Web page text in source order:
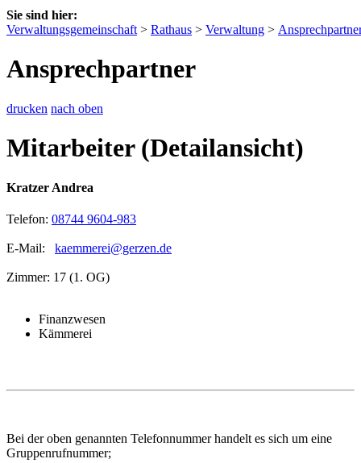
Sie sind hier:
Verwaltungsgemeinschaft > Rathaus > Verwaltung >
Ansprechpartner
drucken nach oben
Mitarbeiter (Detailansicht)
Kratzer Andrea
Telefon: 08744 9604-983
E-Mail: kaemmerei@gerzen.de
Zimmer: 17 (1. OG)
Finanzwesen
Kämmerei
Bei der oben genannten Telefonnummer handelt es sich um eine
Gruppenrufnummer;